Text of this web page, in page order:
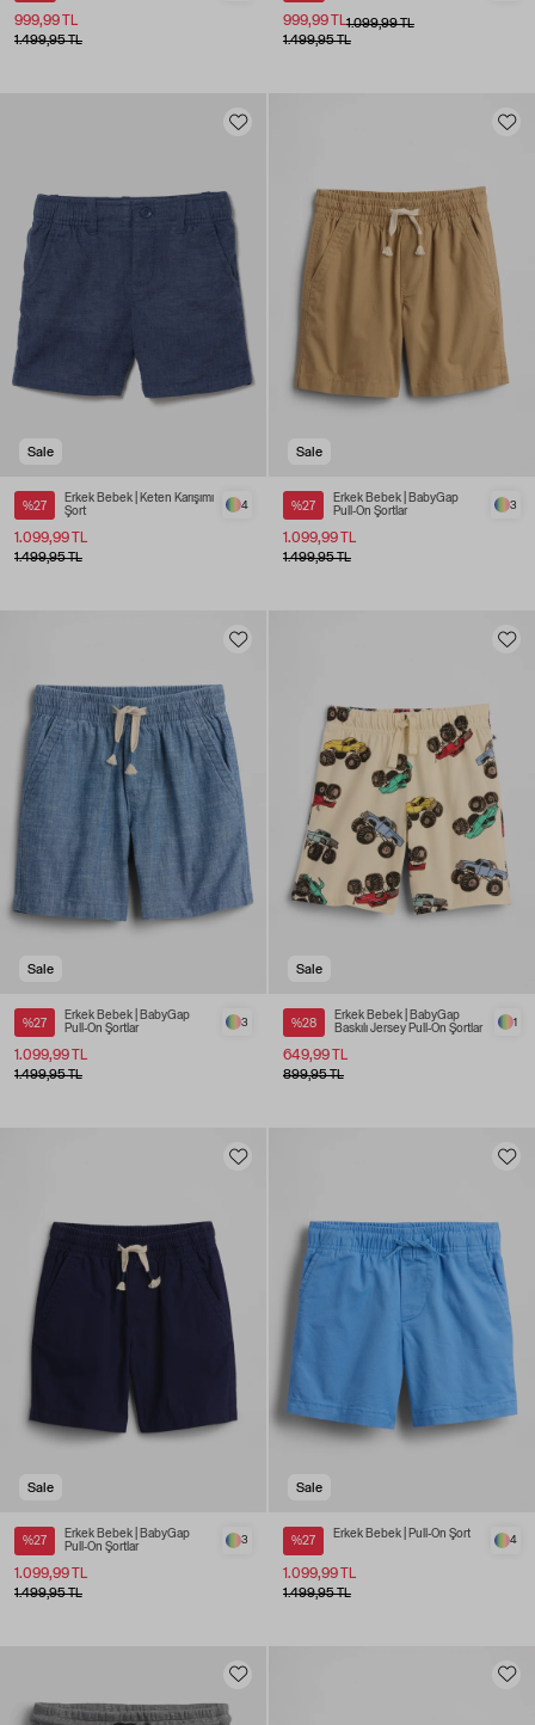
999,99 TL
1.499,95 TL
1.099,99 TL
999,99 TL
1.499,95 TL
Sale
%27
Erkek Bebek | Keten Karışımı
Şort
1.099,99 TL
4
1.499,95 TL
Sale
%27
Erkek Bebek | BabyGap
Pull-On Şortlar
1.099,99 TL
3
1.499,95 TL
Sale
%27
Erkek Bebek | BabyGap
Pull-On Şortlar
1.099,99 TL
3
1.499,95 TL
Sale
%28
Erkek Bebek | BabyGap
Baskılı Jersey Pull-On Şortlar
649,99 TL
1
899,95 TL
Sale
%27
Erkek Bebek | BabyGap
Pull-On Şortlar
1.099,99 TL
3
1.499,95 TL
Sale
%27
Erkek Bebek | Pull-On Şort
1.099,99 TL
4
1.499,95 TL